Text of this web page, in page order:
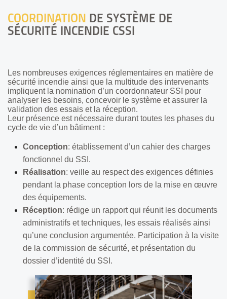
COORDINATION DE SYSTÈME DE
SÉCURITÉ INCENDIE CSSI
Les nombreuses exigences réglementaires en matière de
sécurité incendie ainsi que la multitude des intervenants
impliquent la nomination d’un coordonnateur SSI pour
analyser les besoins, concevoir le système et assurer la
validation des essais et la réception.
Leur présence est nécessaire durant toutes les phases du
cycle de vie d’un bâtiment :
Conception: établissement d’un cahier des charges
fonctionnel du SSI.
Réalisation: veille au respect des exigences définies
pendant la phase conception lors de la mise en œuvre
des équipements.
Réception: rédige un rapport qui réunit les documents
administratifs et techniques, les essais réalisés ainsi
qu’une conclusion argumentée. Participation à la visite
de la commission de sécurité, et présentation du
dossier d’identité du SSI.